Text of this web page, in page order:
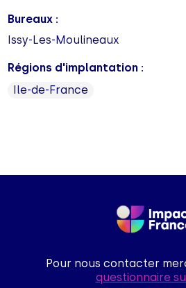
Bureaux :
Issy-Les-Moulineaux
Régions d'implantation :
Ile-de-France
Pour nous contacter
questionnaire